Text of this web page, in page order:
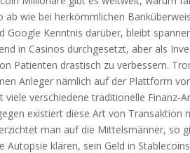
ab wie bei herkömmlichen
Google Kenntnis darüber, bleibt
in Casinos durchgesetzt, aber als
Patienten drastisch zu verbessern.
Anleger nämlich auf der Plattform
viele verschiedene traditionelle
existiert diese Art von Transaktion
man auf die Mittelsmänner, so
Autopsie klären, sein Geld in